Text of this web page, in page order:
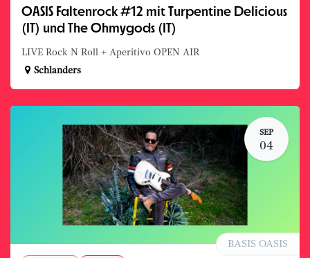
OASIS Faltenrock #12 mit Turpentine Delicious
(IT) und The Ohmygods (IT)
LIVE Rock N Roll + Aperitivo OPEN AIR
Schlanders
SEP
04
BASIS OASIS